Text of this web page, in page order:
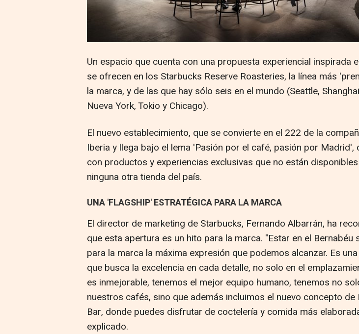
Un espacio que cuenta con una propuesta experiencial inspirada
se ofrecen en los Starbucks Reserve Roasteries, la línea más
la marca, y de las que hay sólo seis en el mundo (Seattle,
Nueva York, Tokio y Chicago).
El nuevo establecimiento, que se convierte en el 222 de la
Iberia y llega bajo el lema 'Pasión por el café, pasión por Madrid',
con productos y experiencias exclusivas que no están
ninguna otra tienda del país.
UNA 'FLAGSHIP' ESTRATÉGICA PARA LA MARCA
El director de marketing de Starbucks, Fernando Albarrán, ha
que esta apertura es un hito para la marca. "Estar en el Bernabéu
para la marca la máxima expresión que podemos alcanzar. Es
que busca la excelencia en cada detalle, no solo en el
es inmejorable, tenemos el mejor equipo humano, tenemos no
nuestros cafés, sino que además incluimos el nuevo concepto de
Bar, donde puedes disfrutar de coctelería y comida más
explicado.